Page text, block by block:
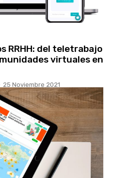
RRHH: del teletrabajo
virtuales en
25 Noviembre 2021